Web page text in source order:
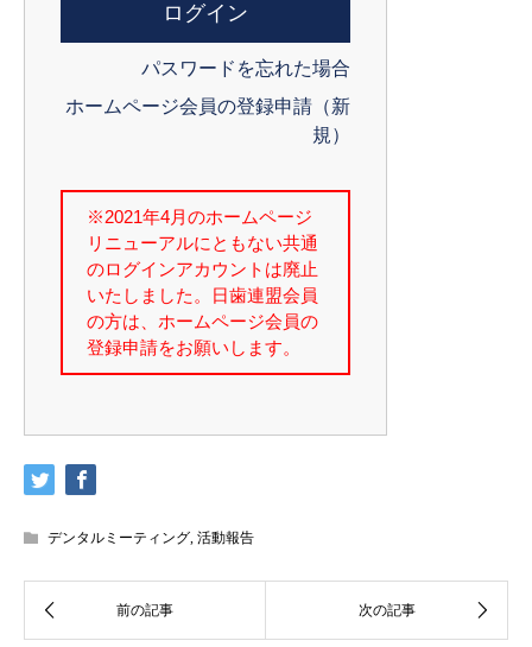
パスワードを忘れた場合
ホームページ会員の登録申請（新
規）
デンタルミーティング, 活動報告